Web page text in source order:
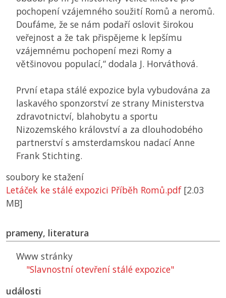
pochopení vzájemného soužití Romů a neromů.
Doufáme, že se nám podaří oslovit širokou
veřejnost a že tak přispějeme k lepšímu
vzájemnému pochopení mezi Romy a
většinovou populací,“ dodala J. Horváthová.
První etapa stálé expozice byla vybudována za
laskavého sponzorství ze strany Ministerstva
zdravotnictví, blahobytu a sportu
Nizozemského království a za dlouhodobého
partnerství s amsterdamskou nadací Anne
Frank Stichting.
soubory ke stažení
Letáček ke stálé expozici Příběh Romů.pdf[2.03
MB]
prameny, literatura
Www stránky
"Slavnostní otevření stálé expozice"
události